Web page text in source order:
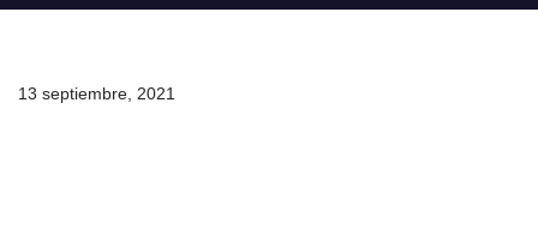
13 septiembre, 2021